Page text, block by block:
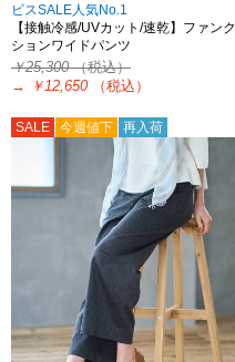
ビスSALE人気No.1
【接触冷感/UVカット/速乾】ファンク
ションワイドパンツ
￥25,300（税込）
→
￥12,650 （税込）
SALE 今週値下 再入荷